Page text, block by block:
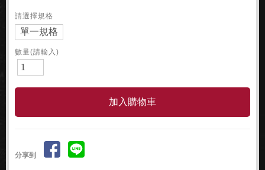
請選擇規格
單一規格
數量(請輸入)
分享到